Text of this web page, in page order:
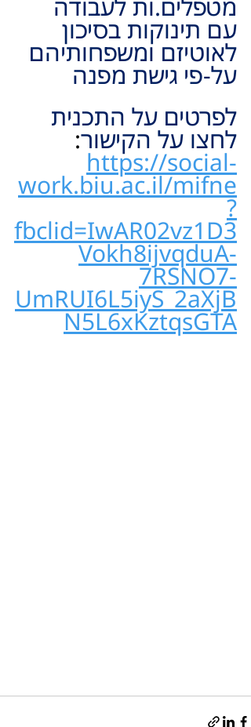
מטפלים.ות לעבודה
עם תינוקות בסיכון
לאוטיזם ומשפחותיהם
על-פי גישת מפנה
לפרטים על התכנית
לחצו על הקישור:
https://social-
work.biu.ac.il/mifne
?
fbclid=IwAR02vz1D3
Vokh8ijvqduA-
7RSNO7-
UmRUI6L5iyS_2aXjB
N5L6xKztqsGTA